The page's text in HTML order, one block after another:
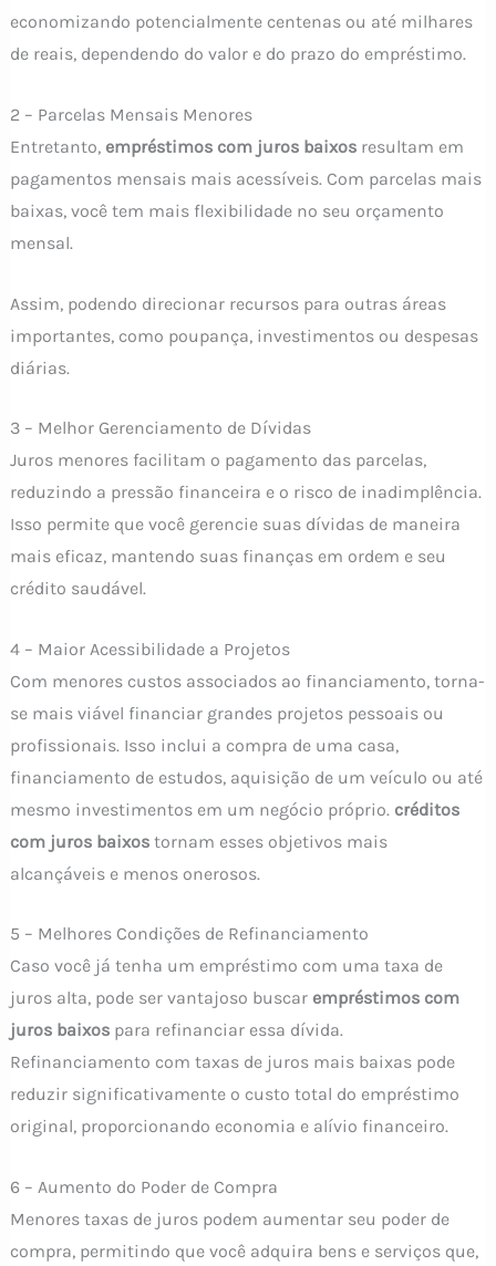
economizando potencialmente centenas ou até milhares
de reais, dependendo do valor e do prazo do empréstimo.
2 – Parcelas Mensais Menores
Entretanto,empréstimos com juros baixosresultam em
pagamentos mensais mais acessíveis. Com parcelas mais
baixas, você tem mais flexibilidade no seu orçamento
mensal.
Assim, podendo direcionar recursos para outras áreas
importantes, como poupança, investimentos ou despesas
diárias.
3 – Melhor Gerenciamento de Dívidas
Juros menores facilitam o pagamento das parcelas,
reduzindo a pressão financeira e o risco de inadimplência.
Isso permite que você gerencie suas dívidas de maneira
mais eficaz, mantendo suas finanças em ordem e seu
crédito saudável.
4 – Maior Acessibilidade a Projetos
Com menores custos associados ao financiamento, torna-
se mais viável financiar grandes projetos pessoais ou
profissionais. Isso inclui a compra de uma casa,
financiamento de estudos, aquisição de um veículo ou até
mesmo investimentos em um negócio próprio. créditos
com juros baixostornam esses objetivos mais
alcançáveis e menos onerosos.
5 – Melhores Condições de Refinanciamento
Caso você já tenha um empréstimo com uma taxa de
juros alta, pode ser vantajoso buscar empréstimos com
juros baixospara refinanciar essa dívida.
Refinanciamento com taxas de juros mais baixas pode
reduzir significativamente o custo total do empréstimo
original, proporcionando economia e alívio financeiro.
6 – Aumento do Poder de Compra
Menores taxas de juros podem aumentar seu poder de
compra, permitindo que você adquira bens e serviços que,